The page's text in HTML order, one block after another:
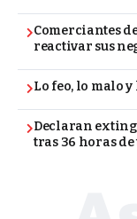
Comerciantes
reactivar sus
Lo feo, lo malo
Declaran
tras 36 horas de